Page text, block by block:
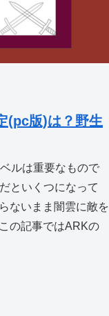
(pc版)は？野生
ルは重要なもので
といくつになって
ないまま闇雲に敵を
の記事ではARKの